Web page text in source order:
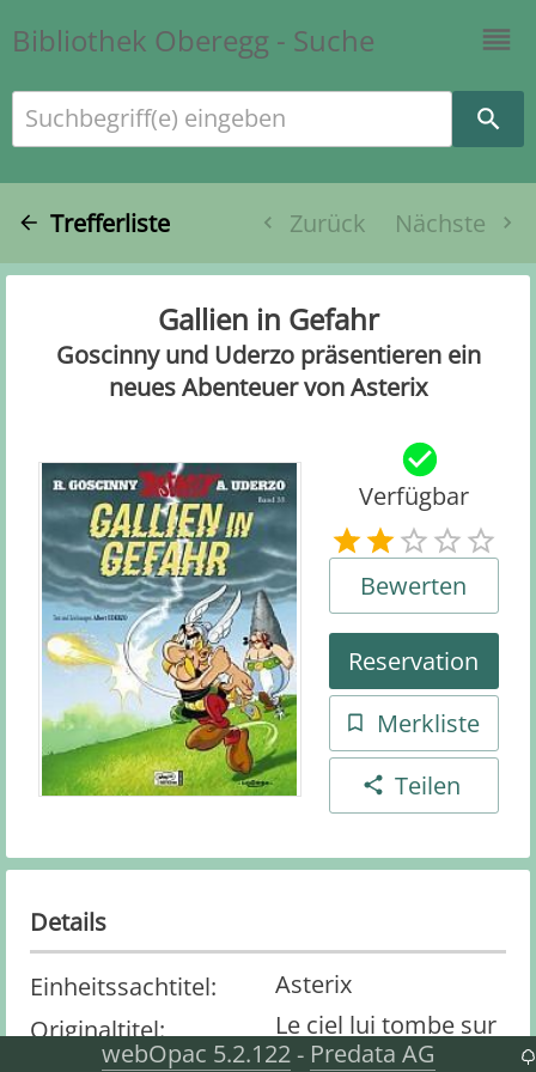
Bibliothek Oberegg - Suche
Suchbegriff(e) eingeben
Trefferliste Zurück Nächste
Gallien in Gefahr
Goscinny und Uderzo präsentieren ein
neues Abenteuer von Asterix
Verfügbar
Bewerten
Reservation
Merkliste
Teilen
Details
Einheitssachtitel:
Asterix
Originaltitel:
Le ciel lui tombe sur
la tête
webOpac 5.2.122- Predata AG